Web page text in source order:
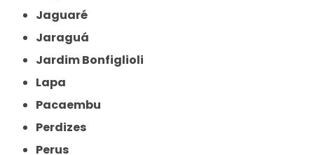
Jaguaré
Jaraguá
Jardim Bonfiglioli
Lapa
Pacaembu
Perdizes
Perus